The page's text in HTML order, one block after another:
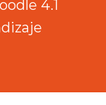
4.1